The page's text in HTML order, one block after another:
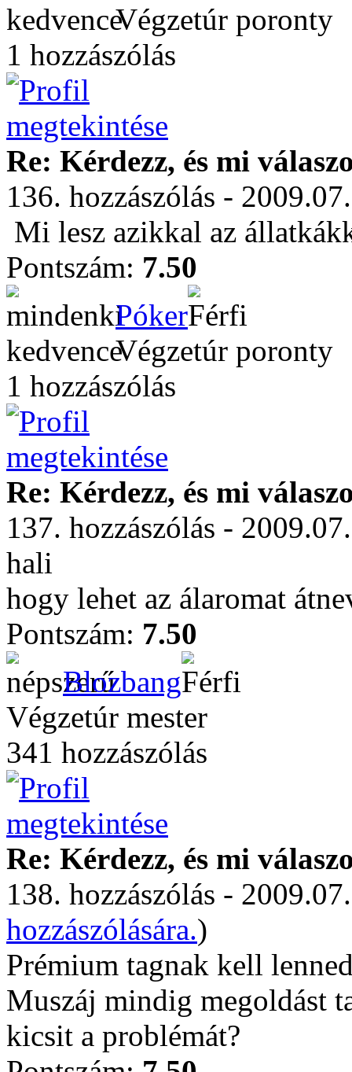
Végzetúr poronty
1 hozzászólás
Re: Kérdezz, és mi
136. hozzászólás -
Mi lesz azikkal az
Pontszám: 7.50
Póker
Végzetúr poronty
1 hozzászólás
Re: Kérdezz, és mi
137. hozzászólás -
hali
hogy lehet az álaromat
Pontszám: 7.50
Blozbang
Végzetúr mester
341 hozzászólás
Re: Kérdezz, és mi
138. hozzászólás -
hozzászólására.)
Prémium tagnak kell
Muszáj mindig megoldást
kicsit a problémát?